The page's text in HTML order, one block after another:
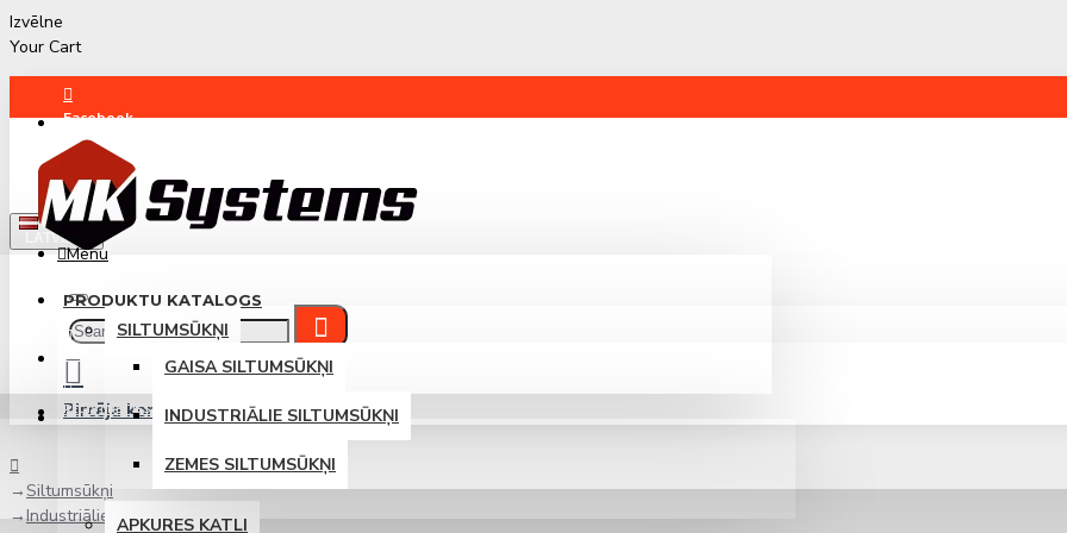
Izvēlne
Your Cart
Facebook
Instagram
LATVIEŠU
Pircēja kontsPieteikties / Reģistrēties
Menu
PRODUKTU KATALOGS
SILTUMSŪKŅI
GAISA SILTUMSŪKŅI
INDUSTRIĀLIE SILTUMSŪKŅI
ZEMES SILTUMSŪKŅI
APKURES KATLI
REĢISTRĒTIES
Siltumsūkņi
Industriālie siltumsūkņi